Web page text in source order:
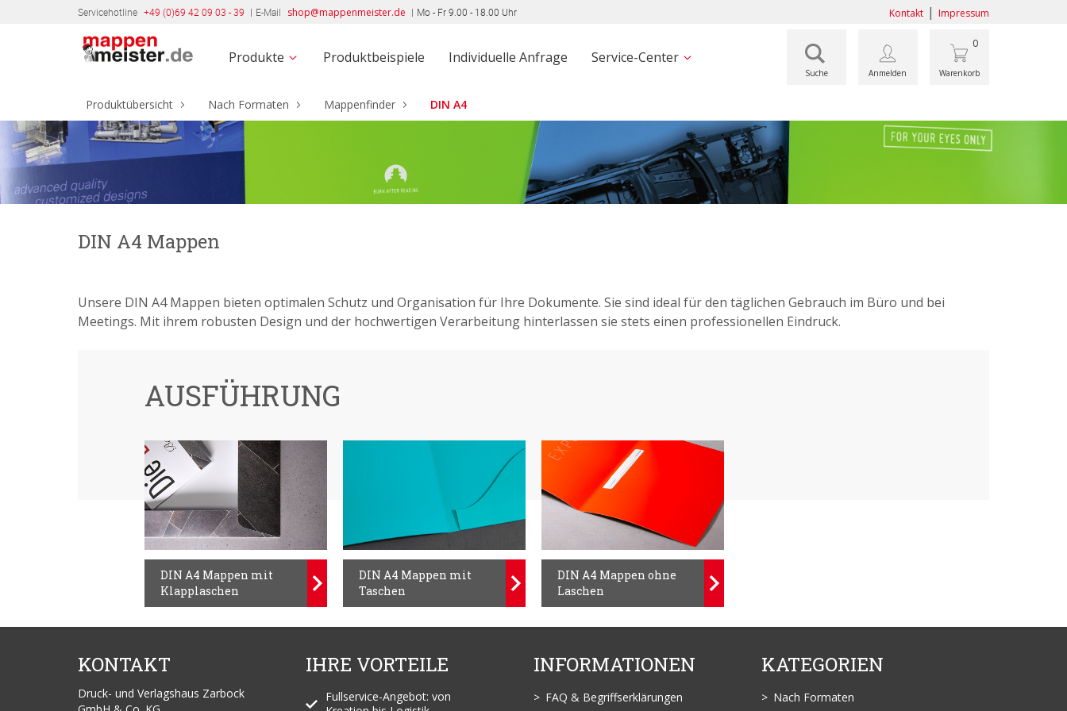
+49 (0)69 42 09 03 - 39 shop@mappenmeister.de Mo - Fr 9.00 - 18.00 Uhr Kontakt | Impressum
Produkte Produktbeispiele Individuelle Anfrage Service-Center
Suche Anmelden
0
Warenkorb
Produktübersicht Nach Formaten Mappenfinder DIN A4
DIN A4 Mappen
Unsere DIN A4 Mappen bieten optimalen Schutz und Organisation für Ihre Dokumente. Sie sind ideal für den täglichen Gebrauch im Büro und bei
Meetings. Mit ihrem robusten Design und der hochwertigen Verarbeitung hinterlassen sie stets einen professionellen Eindruck.
AUSFÜHRUNG
DIN A4 Mappen mit
Klapplaschen
DIN A4 Mappen mit
Taschen
DIN A4 Mappen ohne
Laschen
KONTAKT
Druck- und Verlagshaus Zarbock
IHRE VORTEILE
Fullservice-Angebot: von
INFORMATIONEN
FAQ & Begriffserklärungen
KATEGORIEN
Nach Formaten